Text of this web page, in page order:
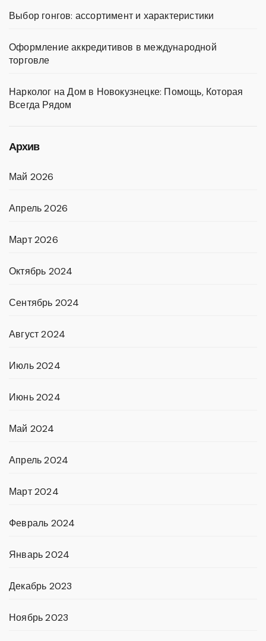
Выбор гонгов: ассортимент и характеристики
Оформление аккредитивов в международной
торговле
Нарколог на Дом в Новокузнецке: Помощь, Которая
Всегда Рядом
Архив
Май 2026
Апрель 2026
Март 2026
Октябрь 2024
Сентябрь 2024
Август 2024
Июль 2024
Июнь 2024
Май 2024
Апрель 2024
Март 2024
Февраль 2024
Январь 2024
Декабрь 2023
Ноябрь 2023